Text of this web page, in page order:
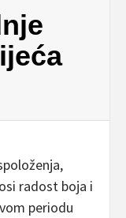
radost boja i
periodu